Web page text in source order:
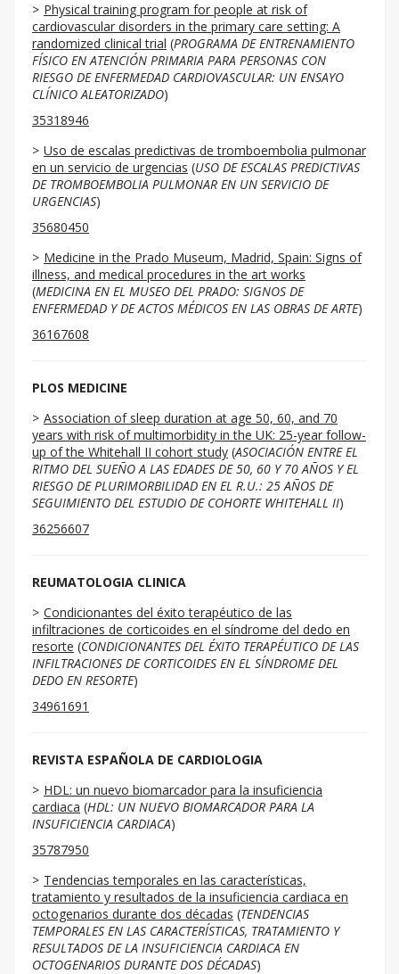
Physical training program for people at risk of
cardiovascular disorders in the primary care setting: A
randomized clinical trial (PROGRAMA DE ENTRENAMIENTO
FÍSICO EN ATENCIÓN PRIMARIA PARA PERSONAS CON
RIESGO DE ENFERMEDAD CARDIOVASCULAR: UN ENSAYO
CLÍNICO ALEATORIZADO)
35318946
Uso de escalas predictivas de tromboembolia pulmonar
en un servicio de urgencias (USO DE ESCALAS PREDICTIVAS
DE TROMBOEMBOLIA PULMONAR EN UN SERVICIO DE
URGENCIAS)
35680450
Medicine in the Prado Museum, Madrid, Spain: Signs of
illness, and medical procedures in the art works
(MEDICINA EN EL MUSEO DEL PRADO: SIGNOS DE
ENFERMEDAD Y DE ACTOS MÉDICOS EN LAS OBRAS DE ARTE)
36167608
PLOS MEDICINE
Association of sleep duration at age 50, 60, and 70
years with risk of multimorbidity in the UK: 25-year follow-
up of the Whitehall II cohort study (ASOCIACIÓN ENTRE EL
RITMO DEL SUEÑO A LAS EDADES DE 50, 60 Y 70 AÑOS Y EL
RIESGO DE PLURIMORBILIDAD EN EL R.U.: 25 AÑOS DE
SEGUIMIENTO DEL ESTUDIO DE COHORTE WHITEHALL II)
36256607
REUMATOLOGIA CLINICA
Condicionantes del éxito terapéutico de las
infiltraciones de corticoides en el síndrome del dedo en
resorte (CONDICIONANTES DEL ÉXITO TERAPÉUTICO DE LAS
INFILTRACIONES DE CORTICOIDES EN EL SÍNDROME DEL
DEDO EN RESORTE)
34961691
REVISTA ESPAÑOLA DE CARDIOLOGIA
HDL: un nuevo biomarcador para la insuficiencia
cardiaca (HDL: UN NUEVO BIOMARCADOR PARA LA
INSUFICIENCIA CARDIACA)
35787950
Tendencias temporales en las características,
tratamiento y resultados de la insuficiencia cardiaca en
octogenarios durante dos décadas (TENDENCIAS
TEMPORALES EN LAS CARACTERÍSTICAS, TRATAMIENTO Y
RESULTADOS DE LA INSUFICIENCIA CARDIACA EN
OCTOGENARIOS DURANTE DOS DÉCADAS)